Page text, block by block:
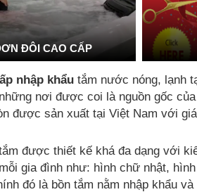
ĐÔI CAO CẤP
nhập khẩu tắm nước nóng, lạnh
nơi được coi là nguồn gốc
được sản xuất tại Việt Nam với
được thiết kế khá đa dạng với
gia đình như: hình chữ nhật,
đó là bồn tắm nằm nhập khẩu